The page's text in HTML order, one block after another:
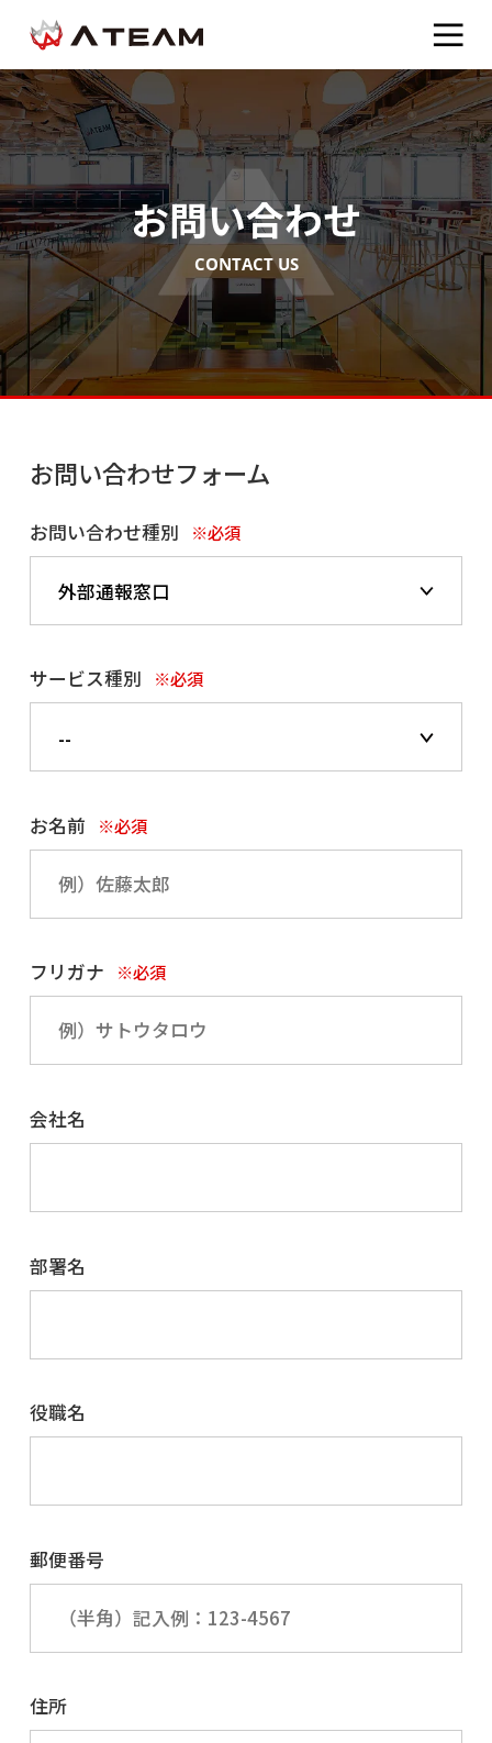
お問い合わせ
CONTACT US
お問い合わせフォーム
お問い合わせ種別 ※必須
サービス種別 ※必須
お名前 ※必須
フリガナ ※必須
会社名
部署名
役職名
郵便番号
住所